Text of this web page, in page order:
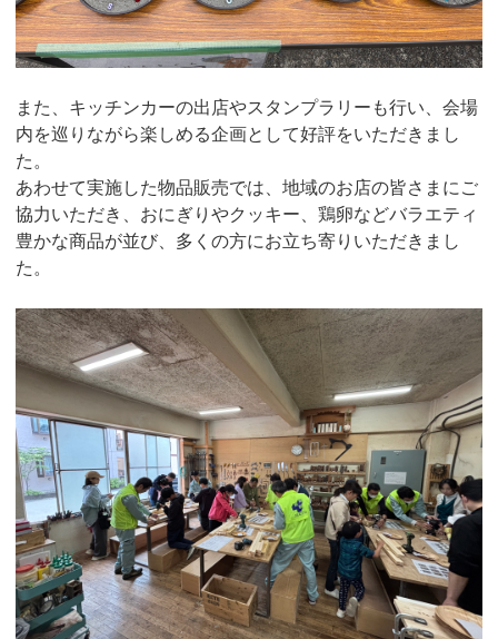
また、キッチンカーの出店やスタンプラリーも行い、会場
内を巡りながら楽しめる企画として好評をいただきまし
た。
あわせて実施した物品販売では、地域のお店の皆さまにご
協力いただき、おにぎりやクッキー、鶏卵などバラエティ
豊かな商品が並び、多くの方にお立ち寄りいただきまし
た。